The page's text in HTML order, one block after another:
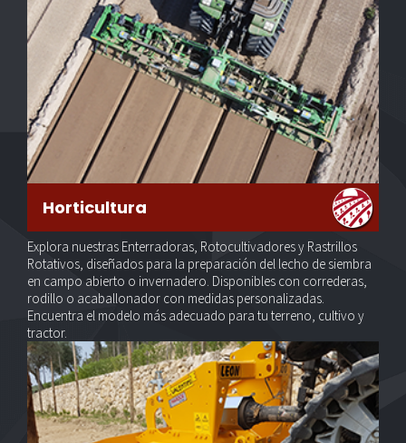
Horticultura
Explora nuestras Enterradoras, Rotocultivadores y Rastrillos
Rotativos, diseñados para la preparación del lecho de siembra
en campo abierto o invernadero. Disponibles con correderas,
rodillo o acaballonador con medidas personalizadas.
Encuentra el modelo más adecuado para tu terreno, cultivo y
tractor.